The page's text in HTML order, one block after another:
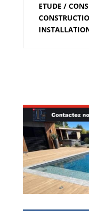
ETUDE /